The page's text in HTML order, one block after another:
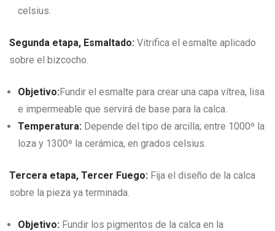
celsius.
Segunda etapa, Esmaltado: Vitrifica el esmalte aplicado
sobre el bizcocho.
Objetivo:Fundir el esmalte para crear una capa vítrea, lisa
e impermeable que servirá de base para la calca.
Temperatura: Depende del tipo de arcilla; entre 1000º la
loza y 1300º la cerámica, en grados celsius.
Tercera etapa, Tercer Fuego: Fija el diseño de la calca
sobre la pieza ya terminada.
Objetivo: Fundir los pigmentos de la calca en la